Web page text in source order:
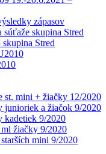
zápasov
skupina Stred
Stred
st. mini + žiačky 12/2020
junioriek a žiačok 9/2020
kadetiek 9/2020
žiačky 9/2020
mini 9/2020